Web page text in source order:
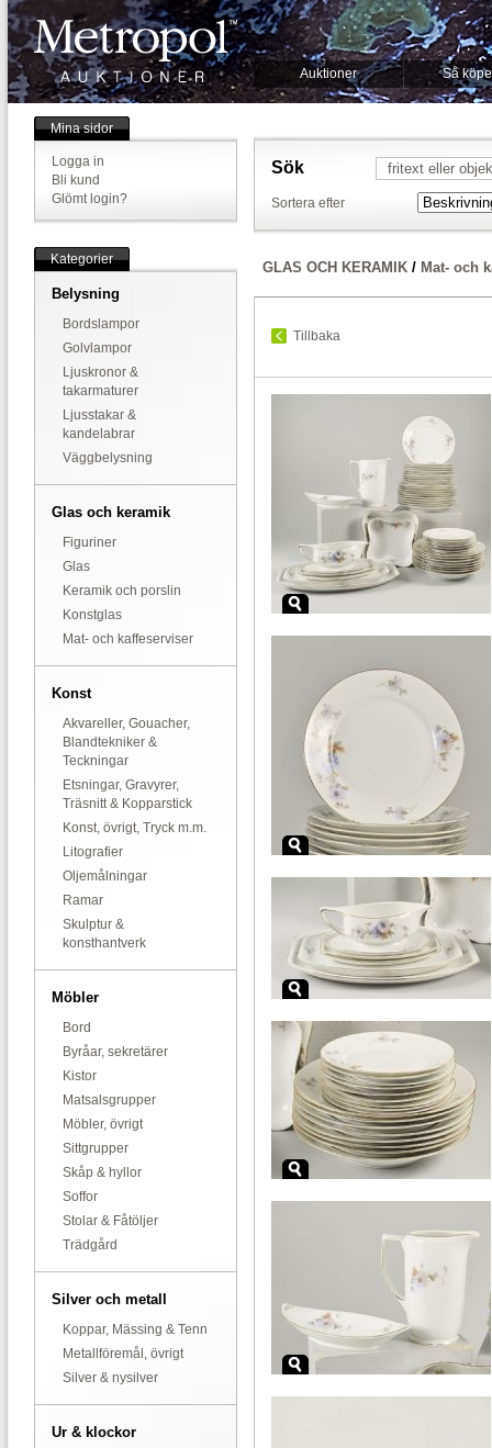
Auktioner Så
Mina sidor
Logga in
Bli kund
Glömt login?
Kategorier
Belysning
Bordslampor
Golvlampor
Ljuskronor &
takarmaturer
Ljusstakar &
kandelabrar
Väggbelysning
Glas och keramik
Figuriner
Glas
Keramik och porslin
Konstglas
Mat- och kaffeserviser
Konst
Akvareller, Gouacher,
Blandtekniker &
Teckningar
Etsningar, Gravyrer,
Träsnitt & Kopparstick
Konst, övrigt, Tryck m.m.
Litografier
Oljemålningar
Ramar
Skulptur &
konsthantverk
Möbler
Bord
Byråar, sekretärer
Kistor
Matsalsgrupper
Möbler, övrigt
Sittgrupper
Skåp & hyllor
Soffor
Stolar & Fåtöljer
Trädgård
Silver och metall
Koppar, Mässing & Tenn
Metallföremål, övrigt
Silver & nysilver
Ur & klockor
Sök
Sortera efter
GLAS OCH KERAMIK / Mat- och
Tillbaka